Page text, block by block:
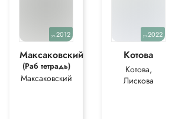
уч.2012
Максаковский
(Раб тетрадь)
Максаковский
уч.2022
Котова
Котова,
Лискова